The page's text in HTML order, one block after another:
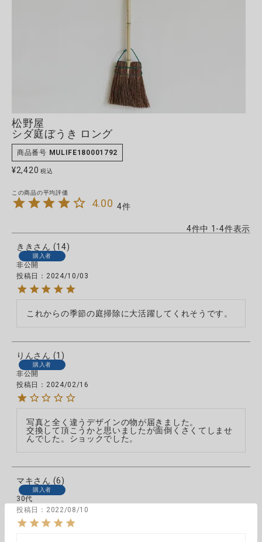
松野屋
シダ庭ぼうき ロング
商品番号 MULIFE180001792
¥2,420 税込
4.00 4
4件中 1 -4件表示
きき
14
購入者
非公開
投稿日
2024/10/03
これからの季節の庭掃除に大活躍してくれそうです。
りん 1
購入者
非公開
投稿日
2024/02/16
写真と全く違うデザインの物が届きました。
交換して頂こうかと思いましたが面倒くさくてしませ
んでした。ショックでした。
マキ 6
購入者
30代
投稿日
2022/08/10